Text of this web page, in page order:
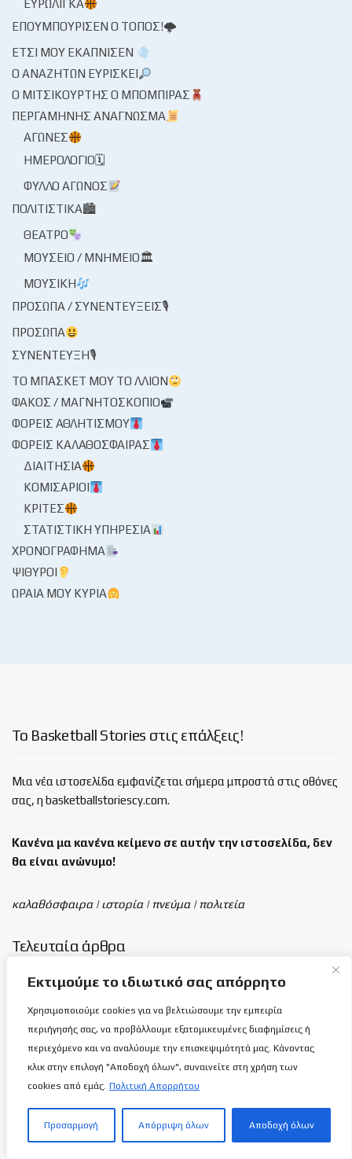
Εκτιμούμε το ιδιωτικό σας απόρρητο
Χρησιμοποιούμε cookies για να βελτιώσουμε την εμπειρία
περιήγησής σας, να προβάλλουμε εξατομικευμένες διαφημίσεις ή
περιεχόμενο και να αναλύουμε την επισκεψιμότητά μας. Κάνοντας
κλικ στην επιλογή "Αποδοχή όλων", συναινείτε στη χρήση των
cookies από εμάς. Πολιτική Απορρήτου
Προσαρμογή Απόρριψη όλων Αποδοχή όλων
ΕΥΡΩΛΊΓΚΑ
ΕΠΟΥΜΠΟΎΡΙΣΕΝ Ο ΤΌΠΟΣ!🌩
ΈΤΣΙ ΜΟΥ ΕΚΆΠΝΙΣΕΝ
Ο ΑΝΑΖΗΤΏΝ ΕΥΡΊΣΚΕΙ
Ο ΜΙΤΣΙΚΟΥΡΤΉΣ Ο ΜΠΌΜΠΙΡΑΣ
ΠΕΡΓΑΜΗΝΉΣ ΑΝΆΓΝΩΣΜΑ
ΑΓΏΝΕΣ
ΗΜΕΡΟΛΌΓΙΟ🗓
ΦΎΛΛΟ ΑΓΏΝΟΣ
ΠΟΛΙΤΙΣΤΙΚΆ🏙
ΘΈΑΤΡΟ
ΜΟΥΣΕΊΟ / ΜΝΗΜΕΊΟ🏛
ΜΟΥΣΙΚΉ
ΠΡΌΣΩΠΑ / ΣΥΝΕΝΤΕΎΞΕΙΣ🎙
ΠΡΌΣΩΠΑ
ΣΥΝΈΝΤΕΥΞΗ🎙
ΤΟ ΜΠΆΣΚΕΤ ΜΟΥ ΤΟ ΛΛΊΟΝ
ΦΑΚΌΣ / ΜΑΓΝΗΤΟΣΚΌΠΙΟ
ΦΟΡΕΊΣ ΑΘΛΗΤΙΣΜΟΎ
ΦΟΡΕΊΣ ΚΑΛΑΘΌΣΦΑΙΡΑΣ
ΔΙΑΙΤΗΣΊΑ
ΚΟΜΙΣΆΡΙΟΙ
ΚΡΙΤΈΣ
ΣΤΑΤΙΣΤΙΚΉ ΥΠΗΡΕΣΊΑ
ΧΡΟΝΟΓΡΆΦΗΜΑ
ΨΊΘΥΡΟΙ
ΩΡΑΊΑ ΜΟΥ ΚΥΡΊΑ
Το Basketball Stories στις επάλξεις!
Μια νέα ιστοσελίδα εμφανίζεται σήμερα μπροστά στις οθόνες
σας, η basketballstoriescy.com.
Κανένα μα κανένα κείμενο σε αυτήν την ιστοσελίδα, δεν
θα είναι ανώνυμο!
καλαθόσφαιρα | ιστορία | πνεύμα | πολιτεία
Τελευταία άρθρα
χρόνια ΑΠΟΕΛ: Περιγράφοντας το
Σύμβολο…
ανταπεξέλθει στη δική της πρόκληση!
8 ΑΥΓΟΎΣΤΟΥ 2026